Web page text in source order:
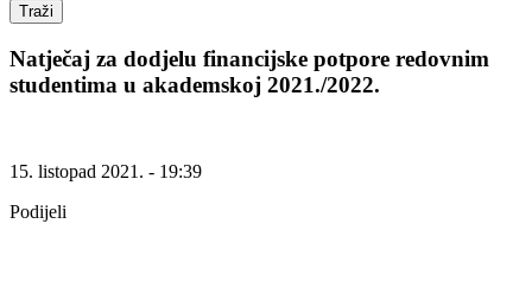
Traži
Natječaj za dodjelu financijske potpore redovnim
studentima u akademskoj 2021./2022.
15. listopad 2021. - 19:39
Podijeli